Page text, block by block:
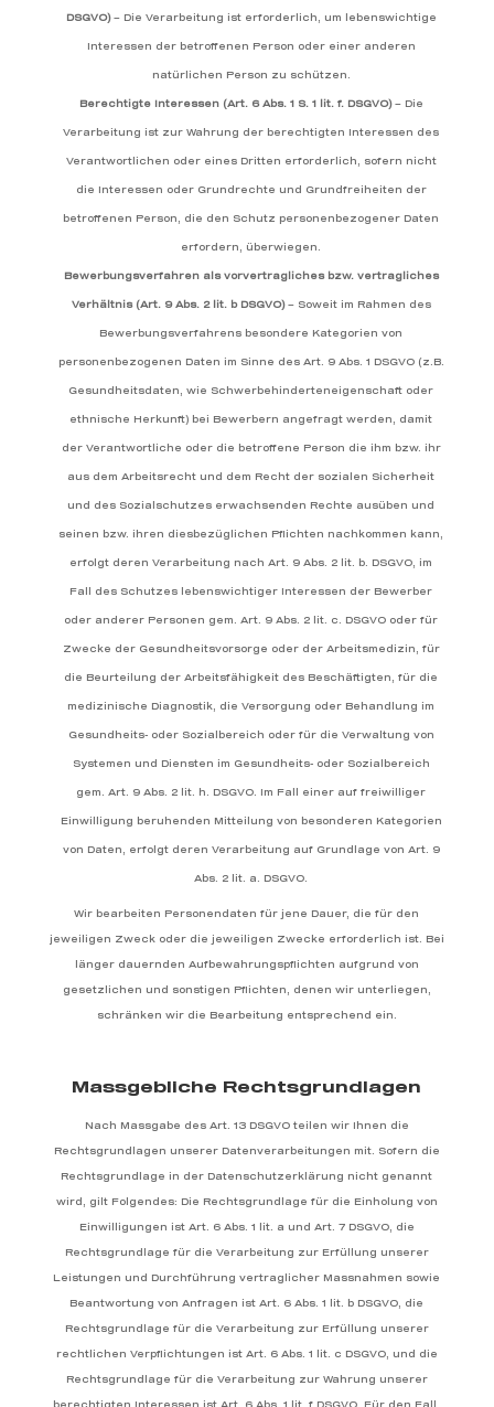
DSGVO)– Die Verarbeitung ist erforderlich, um lebenswichtige
Interessen der betroffenen Person oder einer anderen
natürlichen Person zu schützen.
Berechtigte Interessen (Art. 6 Abs. 1 S. 1 lit. f. DSGVO)– Die
Verarbeitung ist zur Wahrung der berechtigten Interessen des
Verantwortlichen oder eines Dritten erforderlich, sofern nicht
die Interessen oder Grundrechte und Grundfreiheiten der
betroffenen Person, die den Schutz personenbezogener Daten
erfordern, überwiegen.
Bewerbungsverfahren als vorvertragliches bzw. vertragliches
Verhältnis (Art. 9 Abs. 2 lit. b DSGVO)– Soweit im Rahmen des
Bewerbungsverfahrens besondere Kategorien von
personenbezogenen Daten im Sinne des Art. 9 Abs. 1 DSGVO (z.B.
Gesundheitsdaten, wie Schwerbehinderteneigenschaft oder
ethnische Herkunft) bei Bewerbern angefragt werden, damit
der Verantwortliche oder die betroffene Person die ihm bzw. ihr
aus dem Arbeitsrecht und dem Recht der sozialen Sicherheit
und des Sozialschutzes erwachsenden Rechte ausüben und
seinen bzw. ihren diesbezüglichen Pflichten nachkommen kann,
erfolgt deren Verarbeitung nach Art. 9 Abs. 2 lit. b. DSGVO, im
Fall des Schutzes lebenswichtiger Interessen der Bewerber
oder anderer Personen gem. Art. 9 Abs. 2 lit. c. DSGVO oder für
Zwecke der Gesundheitsvorsorge oder der Arbeitsmedizin, für
die Beurteilung der Arbeitsfähigkeit des Beschäftigten, für die
medizinische Diagnostik, die Versorgung oder Behandlung im
Gesundheits- oder Sozialbereich oder für die Verwaltung von
Systemen und Diensten im Gesundheits- oder Sozialbereich
gem. Art. 9 Abs. 2 lit. h. DSGVO. Im Fall einer auf freiwilliger
Einwilligung beruhenden Mitteilung von besonderen Kategorien
von Daten, erfolgt deren Verarbeitung auf Grundlage von Art. 9
Abs. 2 lit. a. DSGVO.
Wir bearbeiten Personendaten für jene Dauer, die für den
jeweiligen Zweck oder die jeweiligen Zwecke erforderlich ist. Bei
länger dauernden Aufbewahrungspflichten aufgrund von
gesetzlichen und sonstigen Pflichten, denen wir unterliegen,
schränken wir die Bearbeitung entsprechend ein.
Massgebliche Rechtsgrundlagen
Nach Massgabe des Art. 13 DSGVO teilen wir Ihnen die
Rechtsgrundlagen unserer Datenverarbeitungen mit. Sofern die
Rechtsgrundlage in der Datenschutzerklärung nicht genannt
wird, gilt Folgendes: Die Rechtsgrundlage für die Einholung von
Einwilligungen ist Art. 6 Abs. 1 lit. a und Art. 7 DSGVO, die
Rechtsgrundlage für die Verarbeitung zur Erfüllung unserer
Leistungen und Durchführung vertraglicher Massnahmen sowie
Beantwortung von Anfragen ist Art. 6 Abs. 1 lit. b DSGVO, die
Rechtsgrundlage für die Verarbeitung zur Erfüllung unserer
rechtlichen Verpflichtungen ist Art. 6 Abs. 1 lit. c DSGVO, und die
Rechtsgrundlage für die Verarbeitung zur Wahrung unserer